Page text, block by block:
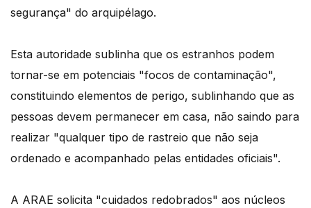
segurança" do arquipélago.
Esta autoridade sublinha que os estranhos podem
tornar-se em potenciais "focos de contaminação",
constituindo elementos de perigo, sublinhando que as
pessoas devem permanecer em casa, não saindo para
realizar "qualquer tipo de rastreio que não seja
ordenado e acompanhado pelas entidades oficiais".
A ARAE solicita "cuidados redobrados" aos núcleos